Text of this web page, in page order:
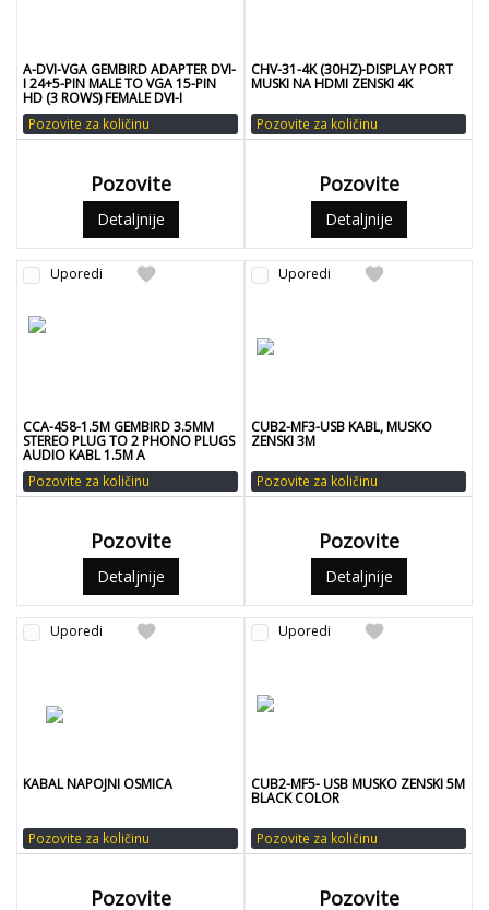
A-DVI-VGA GEMBIRD ADAPTER DVI-
I 24+5-PIN MALE TO VGA 15-PIN
HD (3 ROWS) FEMALE DVI-I
Pozovite za količinu
Pozovite
Detaljnije
CHV-31-4K (30HZ)-DISPLAY PORT
MUSKI NA HDMI ZENSKI 4K
Pozovite za količinu
Pozovite
Detaljnije
favorite
Uporedi
CCA-458-1.5M GEMBIRD 3.5MM
STEREO PLUG TO 2 PHONO PLUGS
AUDIO KABL 1.5M A
Pozovite za količinu
Pozovite
Detaljnije
favorite
Uporedi
CUB2-MF3-USB KABL, MUSKO
ZENSKI 3M
Pozovite za količinu
Pozovite
Detaljnije
favorite
Uporedi
KABAL NAPOJNI OSMICA
Pozovite za količinu
Pozovite
favorite
Uporedi
CUB2-MF5- USB MUSKO ZENSKI 5M
BLACK COLOR
Pozovite za količinu
Pozovite